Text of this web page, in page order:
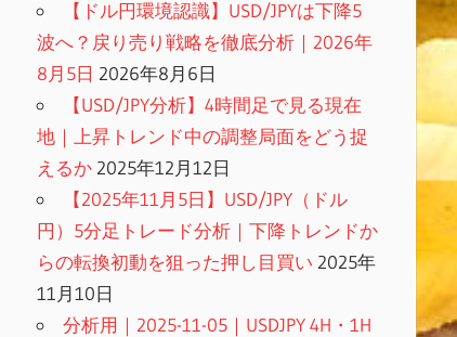
【ドル円環境認識】USD/JPYは下降5
波へ？戻り売り戦略を徹底分析｜2026年
8月5日 2026年8月6日
【USD/JPY分析】4時間足で見る現在
地｜上昇トレンド中の調整局面をどう捉
えるか 2025年12月12日
【2025年11月5日】USD/JPY（ドル
円）5分足トレード分析｜下降トレンドか
らの転換初動を狙った押し目買い 2025年
11月10日
分析用｜2025-11-05｜USDJPY 4H・1H